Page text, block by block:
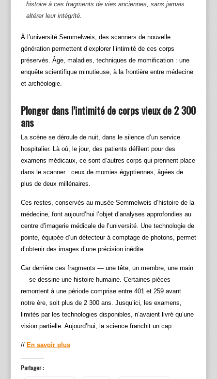
histoire à ces fragments de vies anciennes, sans jamais
altérer leur intégrité.
À l’université Semmelweis, des scanners de nouvelle
génération permettent d’explorer l’intimité de ces corps
préservés. Âge, maladies, techniques de momification : une
enquête scientifique minutieuse, à la frontière entre médecine
et archéologie.
Plonger dans l’intimité de corps vieux de 2 300
ans
La scène se déroule de nuit, dans le silence d’un service
hospitalier. Là où, le jour, des patients défilent pour des
examens médicaux, ce sont d’autres corps qui prennent place
dans le scanner : ceux de momies égyptiennes, âgées de
plus de deux millénaires.
Ces restes, conservés au musée Semmelweis d’histoire de la
médecine, font aujourd’hui l’objet d’analyses approfondies au
centre d’imagerie médicale de l’université. Une technologie de
pointe, équipée d’un détecteur à comptage de photons, permet
d’obtenir des images d’une précision inédite.
Car derrière ces fragments — une tête, un membre, une main
— se dessine une histoire humaine. Certaines pièces
remontent à une période comprise entre 401 et 259 avant
notre ère, soit plus de 2 300 ans. Jusqu’ici, les examens,
limités par les technologies disponibles, n’avaient livré qu’une
vision partielle. Aujourd’hui, la science franchit un cap.
// En savoir plus
Partager :